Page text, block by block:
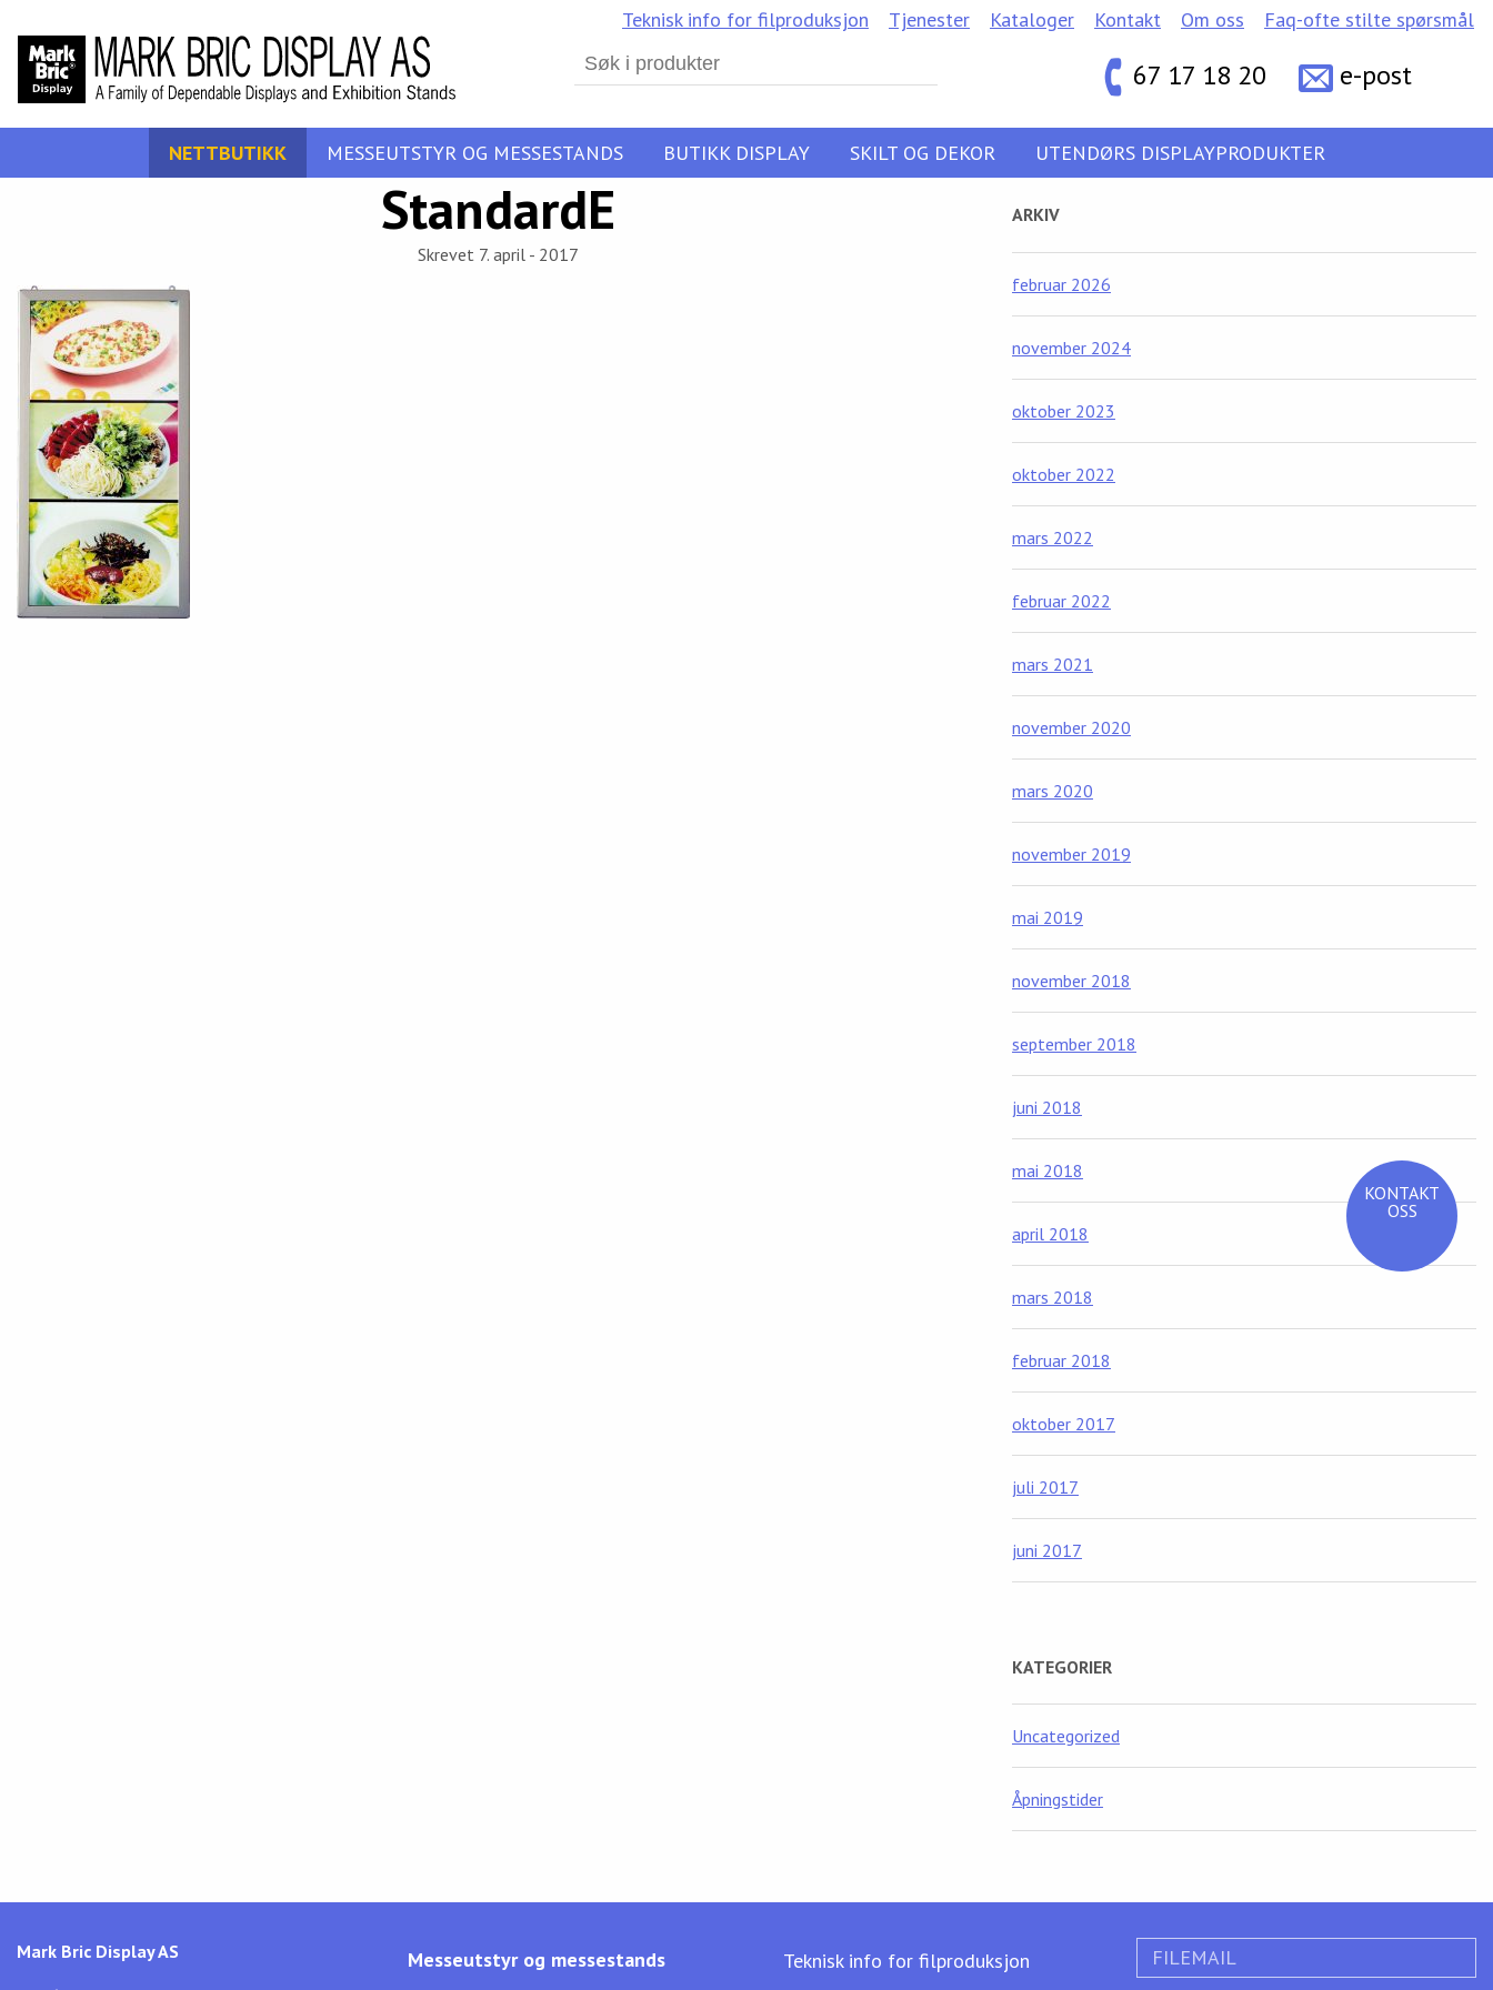
KONTAKT
OSS
Search
for:
67 17 18 20 e-post
Teknisk info for filproduksjon Tjenester Kataloger Kontakt Om oss Faq-ofte stilte spørsmål
NETTBUTIKK MESSEUTSTYR OG MESSESTANDS BUTIKK DISPLAY SKILT OG DEKOR UTENDØRS DISPLAYPRODUKTER
StandardE
Skrevet 7. april - 2017
ARKIV
februar 2026
november 2024
oktober 2023
oktober 2022
mars 2022
februar 2022
mars 2021
november 2020
mars 2020
november 2019
mai 2019
november 2018
september 2018
juni 2018
mai 2018
april 2018
mars 2018
februar 2018
oktober 2017
juli 2017
juni 2017
KATEGORIER
Uncategorized
Åpningstider
Messeutstyr og messestands Teknisk info for filproduksjon FILEMAIL
Mark Bric Display AS